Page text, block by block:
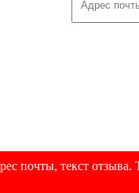
почты, текст